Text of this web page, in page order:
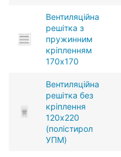
Вентиляційна
решітка з
пружинним
кріпленням
170x170
Вентиляційна
решітка без
кріплення
120x220
(полістирол
УПМ)